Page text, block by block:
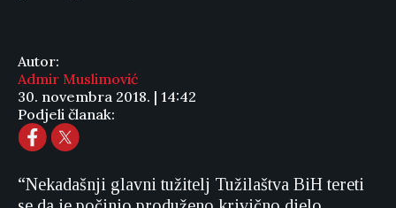
Autor:
Admir Muslimović
30. novembra 2018. | 14:42
Podjeli članak:
“Nekadašnji glavni tužitelj Tužilaštva BiH tereti